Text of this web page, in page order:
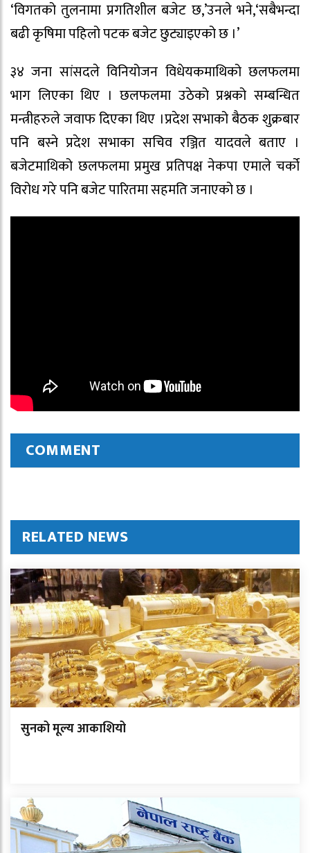
‘विगतको तुलनामा प्रगतिशील बजेट छ,’उनले भने,‘सबैभन्दा
बढी कृषिमा पहिलो पटक बजेट छुट्याइएको छ ।’
३४ जना सांसदले विनियोजन विधेयकमाथिको छलफलमा
भाग लिएका थिए । छलफलमा उठेको प्रश्नको सम्बन्धित
मन्त्रीहरुले जवाफ दिएका थिए ।प्रदेश सभाको बैठक शुक्रबार
पनि बस्ने प्रदेश सभाका सचिव रञ्जित यादवले बताए ।
बजेटमाथिको छलफलमा प्रमुख प्रतिपक्ष नेकपा एमाले चर्को
विरोध गरे पनि बजेट पारितमा सहमति जनाएको छ ।
COMMENT
RELATED NEWS
सुनको मूल्य आकाशियो